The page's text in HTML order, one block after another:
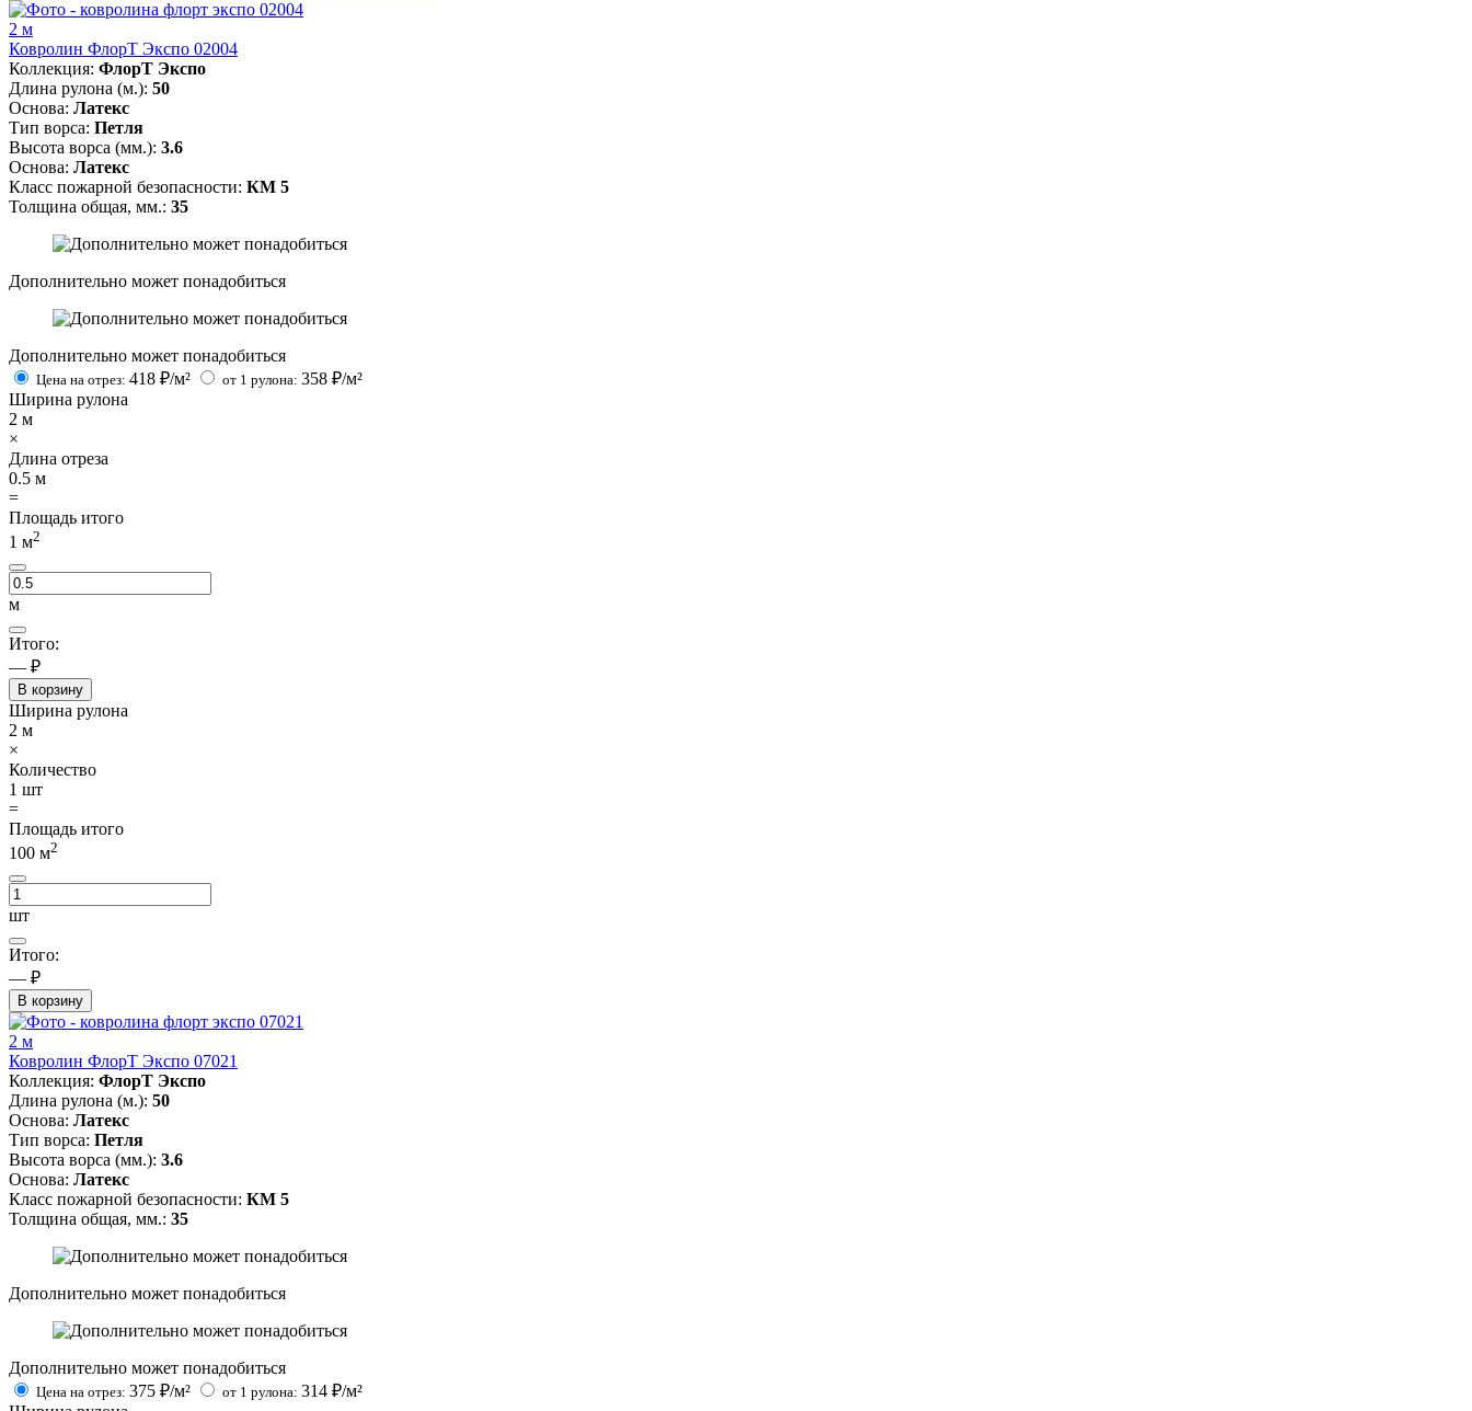
2 м
Ковролин ФлорТ Экспо 02004
Коллекция: ФлорТ Экспо
Длина рулона (м.): 50
Основа: Латекс
Тип ворса: Петля
Высота ворса (мм.): 3.6
Основа: Латекс
Класс пожарной безопасности: КМ 5
Толщина общая, мм.: 35
Дополнительно может понадобиться
Дополнительно может понадобиться
Цена на отрез: 418 ₽/м² от 1 рулона: 358 ₽/м²
Ширина рулона
2 м
×
Длина отреза
0.5 м
=
Площадь итого
1 м2
м
Итого:
— ₽
В корзину
Ширина рулона
2 м
×
Количество
1 шт
=
Площадь итого
100 м2
шт
Итого:
— ₽
В корзину
2 м
Ковролин ФлорТ Экспо 07021
Коллекция: ФлорТ Экспо
Длина рулона (м.): 50
Основа: Латекс
Тип ворса: Петля
Высота ворса (мм.): 3.6
Основа: Латекс
Класс пожарной безопасности: КМ 5
Толщина общая, мм.: 35
Дополнительно может понадобиться
Дополнительно может понадобиться
Цена на отрез: 375 ₽/м² от 1 рулона: 314 ₽/м²